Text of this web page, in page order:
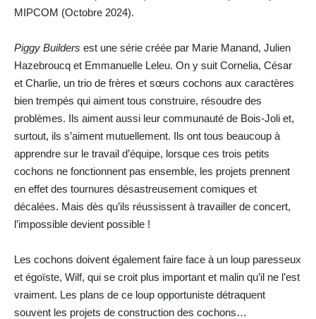
MIPCOM (Octobre 2024).
Piggy Builders est une série créée par Marie Manand, Julien
Hazebroucq et Emmanuelle Leleu. On y suit Cornelia, César
et Charlie, un trio de frères et sœurs cochons aux caractères
bien trempés qui aiment tous construire, résoudre des
problèmes. Ils aiment aussi leur communauté de Bois-Joli et,
surtout, ils s’aiment mutuellement. Ils ont tous beaucoup à
apprendre sur le travail d’équipe, lorsque ces trois petits
cochons ne fonctionnent pas ensemble, les projets prennent
en effet des tournures désastreusement comiques et
décalées. Mais dès qu’ils réussissent à travailler de concert,
l’impossible devient possible !
Les cochons doivent également faire face à un loup paresseux
et égoïste, Wilf, qui se croit plus important et malin qu’il ne l’est
vraiment. Les plans de ce loup opportuniste détraquent
souvent les projets de construction des cochons…